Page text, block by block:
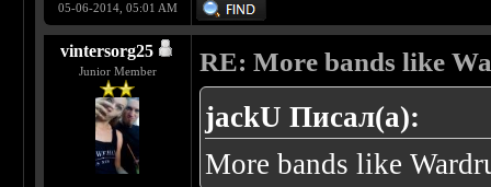
05-06-2014, 05:01 AM
vintersorg25
Junior Member RE: More bands like
jackU Писал(а):
More bands like